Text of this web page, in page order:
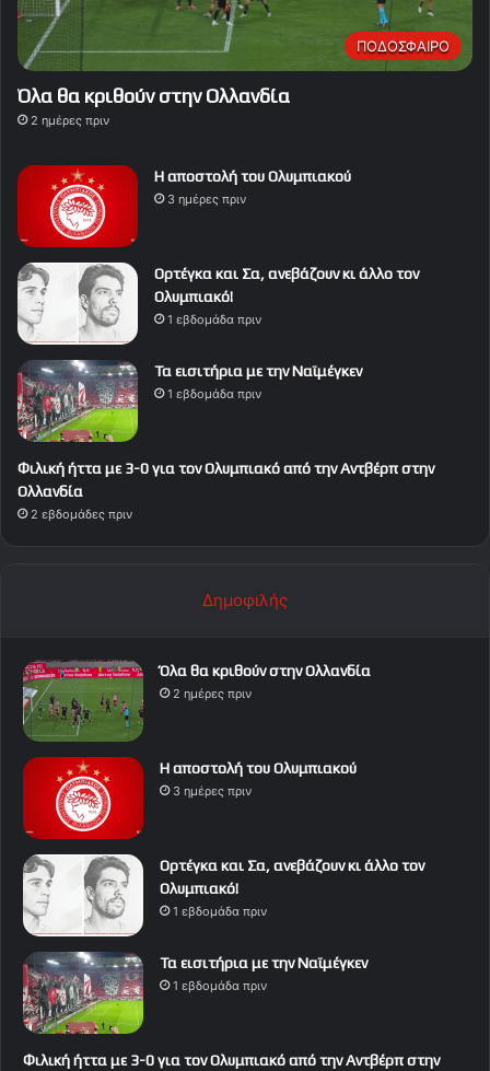
ΠΟΔΟΣΦΑΙΡΟ
Όλα θα κριθούν στην Ολλανδία
2 ημέρες πριν
Η αποστολή του Ολυμπιακού
3 ημέρες πριν
Ορτέγκα και Σα, ανεβάζουν κι άλλο τον
Ολυμπιακό!
1 εβδομάδα πριν
Τα εισιτήρια με την Ναϊμέγκεν
1 εβδομάδα πριν
Φιλική ήττα με 3-0 για τον Ολυμπιακό από την Αντβέρπ στην
Ολλανδία
2 εβδομάδες πριν
Δημοφιλής
Όλα θα κριθούν στην Ολλανδία
2 ημέρες πριν
Η αποστολή του Ολυμπιακού
3 ημέρες πριν
Ορτέγκα και Σα, ανεβάζουν κι άλλο τον
Ολυμπιακό!
1 εβδομάδα πριν
Τα εισιτήρια με την Ναϊμέγκεν
1 εβδομάδα πριν
Φιλική ήττα με 3-0 για τον Ολυμπιακό από την Αντβέρπ στην